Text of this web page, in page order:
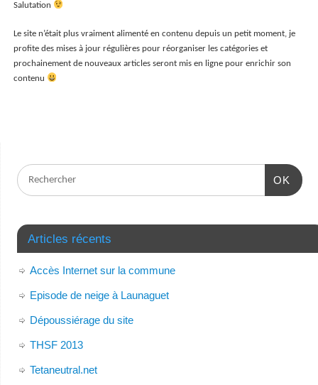
Salutation
Le site n’était plus vraiment alimenté en contenu depuis un petit moment, je
profite des mises à jour régulières pour réorganiser les catégories et
prochainement de nouveaux articles seront mis en ligne pour enrichir son
contenu
OK
Articles récents
Accès Internet sur la commune
Episode de neige à Launaguet
Dépoussiérage du site
THSF 2013
Tetaneutral.net